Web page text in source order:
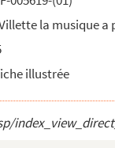
la musique
illustrée